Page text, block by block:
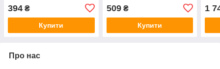
394 ₴
Купити
509₴
Купити
1
Про нас